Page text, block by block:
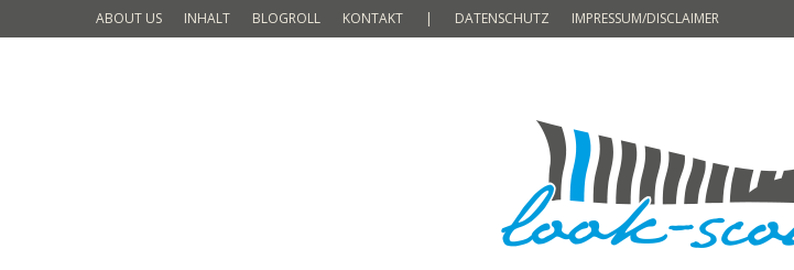
ABOUT US INHALT BLOGROLL KONTAKT | DATENSCHUTZ IMPRESSUM/DISCLAIMER